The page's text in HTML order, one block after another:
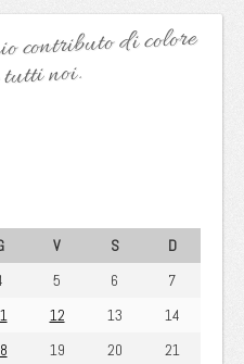
contributo di colore
noi.
V S
D
5 6
7
12 13
14
19 20
21